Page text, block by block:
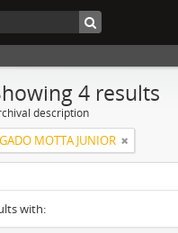
4 results
description
MOTTA JUNIOR
with: